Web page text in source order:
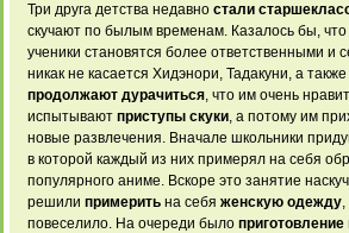
Три друга детства недавно стали
скучают по былым временам. Казалось бы,
ученики становятся более ответственными и
никак не касается Хидэнори, Тадакуни, а
продолжают дурачиться, что им очень
испытывают приступы скуки, а потому им
новые развлечения. Вначале школьники
в которой каждый из них примерял на себя
популярного аниме. Вскоре это занятие
решили примерить на себя женскую одежду,
повеселило. На очереди было